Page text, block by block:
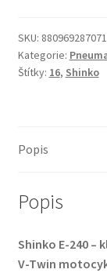
74H
E-
240
množství
SKU:
Kategorie:
Štítky: 16, Shinko
Popis
Popis
Shinko E-240 –
V-Twin